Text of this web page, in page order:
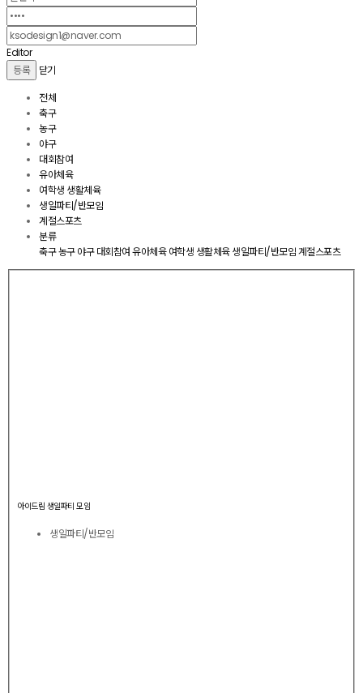
Editor
닫기
전체
축구
농구
야구
대회참여
유아체육
여학생 생활체육
생일파티/반모임
계절스포츠
분류
축구농구야구대회참여유아체육여학생 생활체육생일파티/반모임계절스포츠
아이드림 생일파티 모임
생일파티/반모임